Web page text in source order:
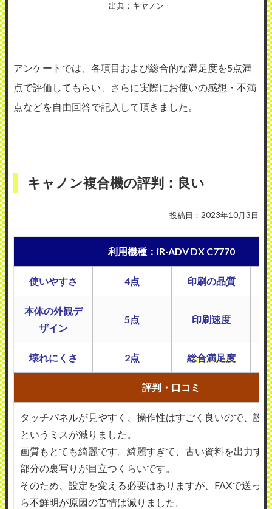
出典：キヤノン
アンケートでは、各項目および総合的な満足度を5点満
点で評価してもらい、さらに実際にお使いの感想・不満
点などを自由回答で記入して頂きました。
キャノン複合機の評判：良い
投稿日：2023年10月3日
利用機種：iR-ADV DX C7770
使いやすさ 4点 印刷の品質
本体の外観デ
ザイン
5点 印刷速度
壊れにくさ 2点 総合満足度
評判・口コミ
タッチパネルが見やすく、操作性はすごく良いので、設
というミスが減りました。
画質もとても綺麗です。綺麗すぎて、古い資料を出力す
部分の裏写りが目立つくらいです。
そのため、設定を変える必要はありますが、FAXで送っ
ら不鮮明が原因の苦情は減りました。